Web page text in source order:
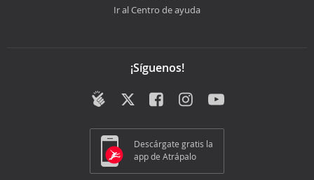
Ir al Centro de ayuda
¡Síguenos!
Descárgate gratis la
app de Atrápalo